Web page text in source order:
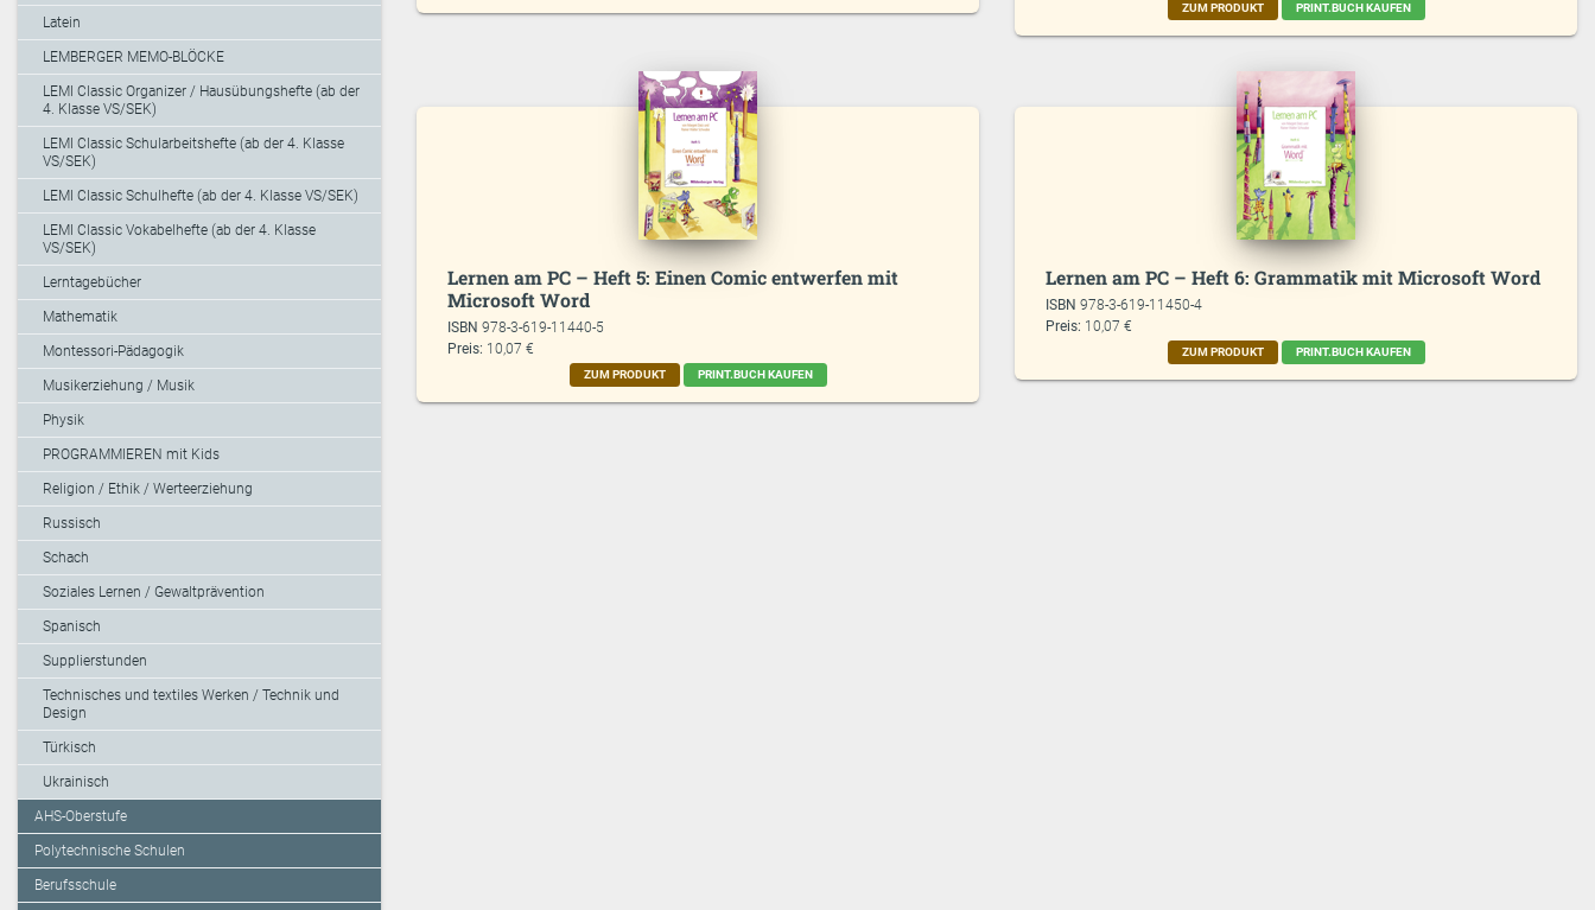
Latein
LEMBERGER MEMO-BLÖCKE
LEMI Classic Organizer / Hausübungshefte (ab der
4. Klasse VS/SEK)
LEMI Classic Schularbeitshefte (ab der 4. Klasse
VS/SEK)
LEMI Classic Schulhefte (ab der 4. Klasse VS/SEK)
LEMI Classic Vokabelhefte (ab der 4. Klasse
VS/SEK)
Lerntagebücher
Mathematik
Montessori-Pädagogik
Musikerziehung / Musik
Physik
PROGRAMMIEREN mit Kids
Religion / Ethik / Werteerziehung
Russisch
Schach
Soziales Lernen / Gewaltprävention
Spanisch
Supplierstunden
Technisches und textiles Werken / Technik und
Design
Türkisch
Ukrainisch
AHS-Oberstufe
Polytechnische Schulen
Berufsschule
ZUM PRODUKT PRINT.BUCH KAUFEN
Lernen am PC – Heft 5: Einen Comic entwerfen mit
Microsoft Word
ISBN978-3-619-11440-5
Preis: 10,07 €
ZUM PRODUKT PRINT.BUCH KAUFEN
Lernen am PC – Heft 6: Grammatik mit Microsoft Word
ISBN978-3-619-11450-4
Preis: 10,07 €
ZUM PRODUKT PRINT.BUCH KAUFEN